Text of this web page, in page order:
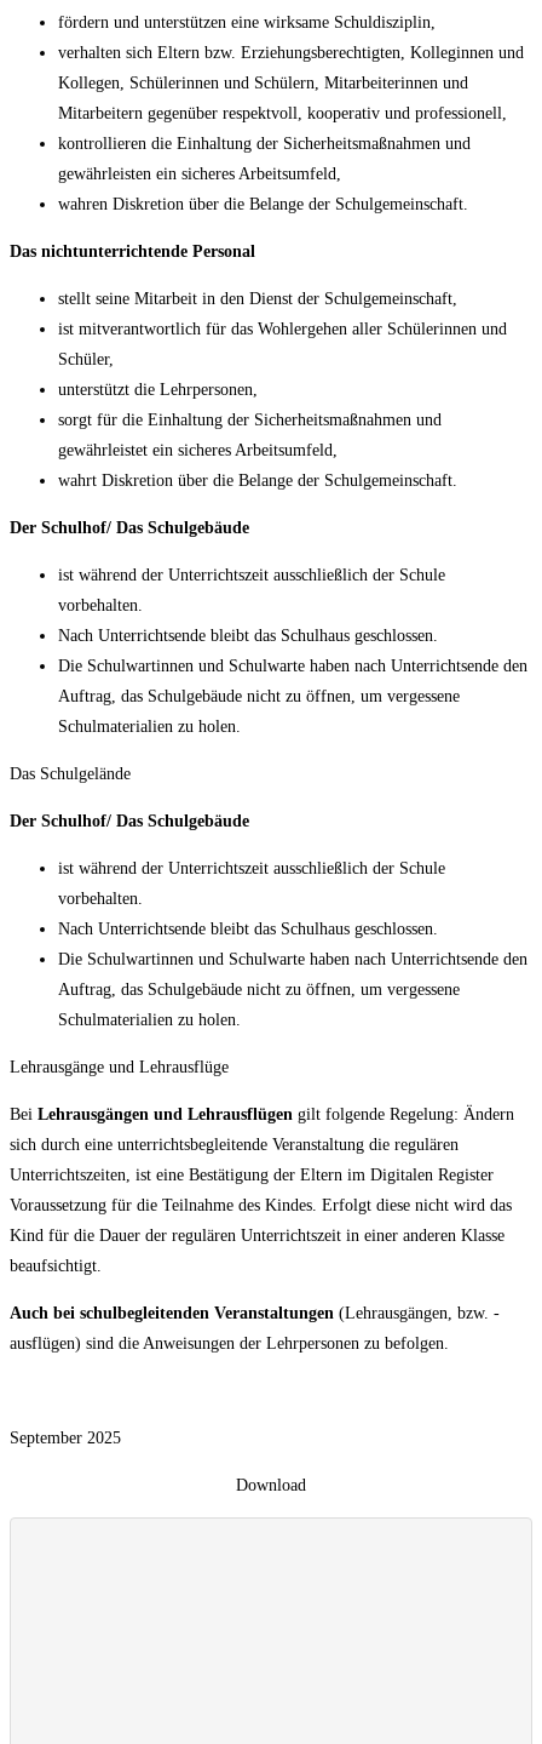
fördern und unterstützen eine wirksame Schuldisziplin,
verhalten sich Eltern bzw. Erziehungsberechtigten, Kolleginnen und
Kollegen, Schülerinnen und Schülern, Mitarbeiterinnen und
Mitarbeitern gegenüber respektvoll, kooperativ und professionell,
kontrollieren die Einhaltung der Sicherheitsmaßnahmen und
gewährleisten ein sicheres Arbeitsumfeld,
wahren Diskretion über die Belange der Schulgemeinschaft.
Das nichtunterrichtende Personal
stellt seine Mitarbeit in den Dienst der Schulgemeinschaft,
ist mitverantwortlich für das Wohlergehen aller Schülerinnen und
Schüler,
unterstützt die Lehrpersonen,
sorgt für die Einhaltung der Sicherheitsmaßnahmen und
gewährleistet ein sicheres Arbeitsumfeld,
wahrt Diskretion über die Belange der Schulgemeinschaft.
Der Schulhof/ Das Schulgebäude
ist während der Unterrichtszeit ausschließlich der Schule
vorbehalten.
Nach Unterrichtsende bleibt das Schulhaus geschlossen.
Die Schulwartinnen und Schulwarte haben nach Unterrichtsende den
Auftrag, das Schulgebäude nicht zu öffnen, um vergessene
Schulmaterialien zu holen.
Das Schulgelände
Der Schulhof/ Das Schulgebäude
ist während der Unterrichtszeit ausschließlich der Schule
vorbehalten.
Nach Unterrichtsende bleibt das Schulhaus geschlossen.
Die Schulwartinnen und Schulwarte haben nach Unterrichtsende den
Auftrag, das Schulgebäude nicht zu öffnen, um vergessene
Schulmaterialien zu holen.
Lehrausgänge und Lehrausflüge
Bei Lehrausgängen und Lehrausflügen gilt folgende Regelung: Ändern
sich durch eine unterrichtsbegleitende Veranstaltung die regulären
Unterrichtszeiten, ist eine Bestätigung der Eltern im Digitalen Register
Voraussetzung für die Teilnahme des Kindes. Erfolgt diese nicht wird das
Kind für die Dauer der regulären Unterrichtszeit in einer anderen Klasse
beaufsichtigt.
Auch bei schulbegleitenden Veranstaltungen (Lehrausgängen, bzw. -
ausflügen) sind die Anweisungen der Lehrpersonen zu befolgen.
September 2025
Download